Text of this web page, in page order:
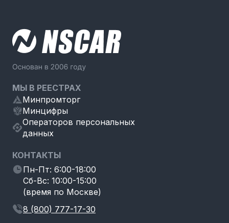
МЫ В РЕЕСТРАХ
Минпромторг
Минцифры
Операторов персональных
данных
КОНТАКТЫ
Пн-Пт: 6:00-18:00
Сб-Вс: 10:00-15:00
(время по Москве)
8 (800) 777-17-30